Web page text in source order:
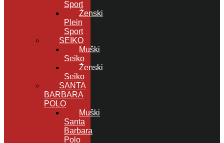
Sport
Ženski
Plein
Sport
SEIKO
Muški
Seiko
Ženski
Seiko
SANTA
BARBARA
POLO
Muški
Santa
Barbara
Polo